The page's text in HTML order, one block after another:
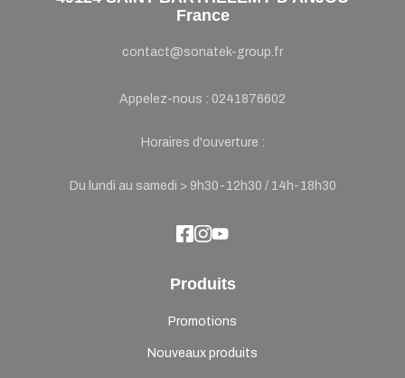
France
contact@sonatek-group.fr
Appelez-nous : 0241876602
Horaires d'ouverture :
Du lundi au samedi > 9h30-12h30 / 14h-18h30
Produits
Promotions
Nouveaux produits